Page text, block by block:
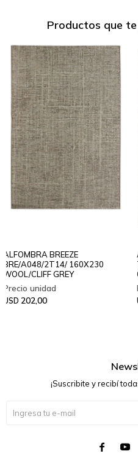
Productos que
ALFOMBRA BREEZE
BRE/A048/2T14/ 160X230
WOOL/CLIFF GREY
USD 202,00
¡Suscribite y recibí
 